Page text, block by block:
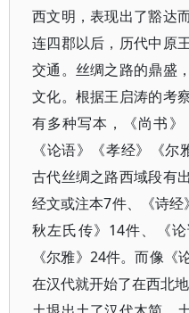
西文明，表现出了豁达
连四郡以后，历代中原
交通。丝绸之路的鼎盛
文化。根据王启涛的考
有多种写本，《尚书》
《论语》《孝经》《
古代丝绸之路西域段有
经文或注本7件、《诗
秋左氏传》14件、《
《尔雅》24件。而像
在汉代就开始了在西北